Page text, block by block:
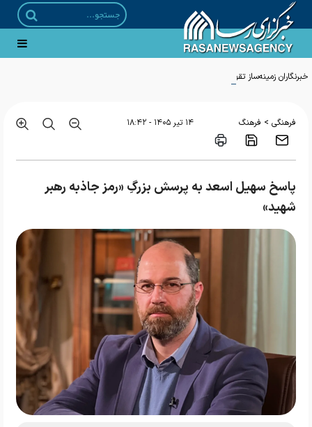
خبرنگاران زمینه‌ساز تقویت بصیرت عمومی جامعه هستند
فرهنگی > فرهنگ ۱۴ تير ۱۴۰۵ - ۱۸:۴۲
پاسخ سهیل اسعد به پرسش بزرگِ «رمز جاذبه رهبر
شهید»